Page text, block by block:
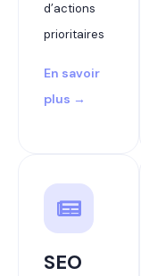
d’actions
prioritaires
En savoir
plus →
SEO